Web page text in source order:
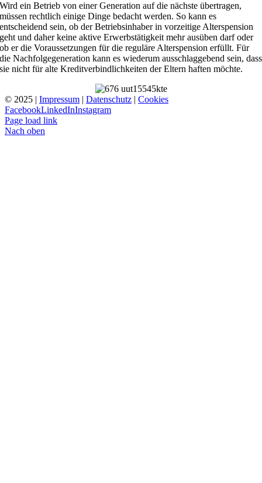
Wird ein Betrieb von einer Generation auf die nächste übertragen,
müssen rechtlich einige Dinge bedacht werden. So kann es
entscheidend sein, ob der Betriebsinhaber in vorzeitige Alterspension
geht und daher keine aktive Erwerbstätigkeit mehr ausüben darf oder
ob er die Voraussetzungen für die reguläre Alterspension erfüllt. Für
die Nachfolgegeneration kann es wiederum ausschlaggebend sein, dass
sie nicht für alte Kreditverbindlichkeiten der Eltern haften möchte.
© 2025 | Impressum | Datenschutz | Cookies
FacebookLinkedInInstagram
Page load link
Nach oben